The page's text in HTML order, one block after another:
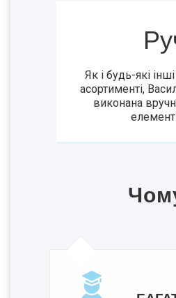
Як і будь-які
асортименті,
виконана